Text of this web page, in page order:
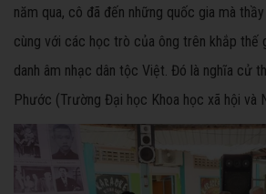
năm qua, cô đã đến những quốc gia mà
cùng với các học trò của ông trên khắp thế
danh âm nhạc dân tộc Việt. Đó là nghĩa cử
Phước (Trường Đại học Khoa học xã hội và